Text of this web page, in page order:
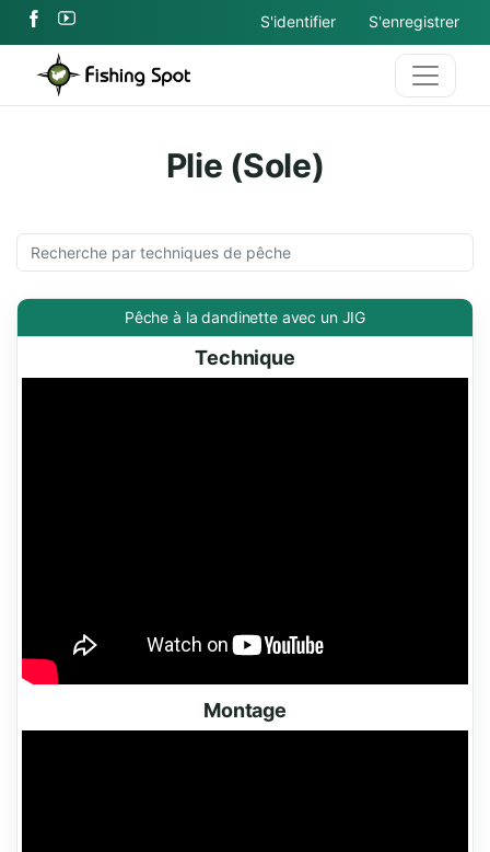
S'identifier S'enregistrer
Plie (Sole)
Pêche à la dandinette avec un JIG
Technique
Montage